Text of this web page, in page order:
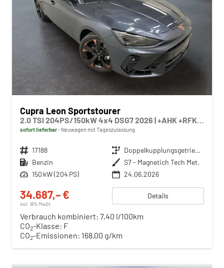
Cupra Leon Sportstourer
2.0 TSI 204PS/150kW 4x4 DSG7 2026 | +AHK +RFK +El.Hecklappe +CUPRA HD Matrix +NAVI +5J Erw. Garantie - RESERIVERT
sofort lieferbar Neuwagen mit Tageszulassung
Fahrzeugnr. 17188 Getriebe
Doppelkupplungsgetriebe (DSG)
Kraftstoff Benzin Außenfarbe S7 - Magnetich Tech Met.
Leistung 150 kW (204 PS) 24.06.2026
34.687,– €
incl. 19% MwSt.
Details
Verbrauch kombiniert: 7,40 l/100km
CO2-Klasse: F
CO2-Emissionen: 168,00 g/km